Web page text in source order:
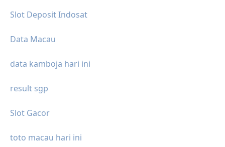
Slot Deposit Indosat
Data Macau
data kamboja hari ini
result sgp
Slot Gacor
toto macau hari ini